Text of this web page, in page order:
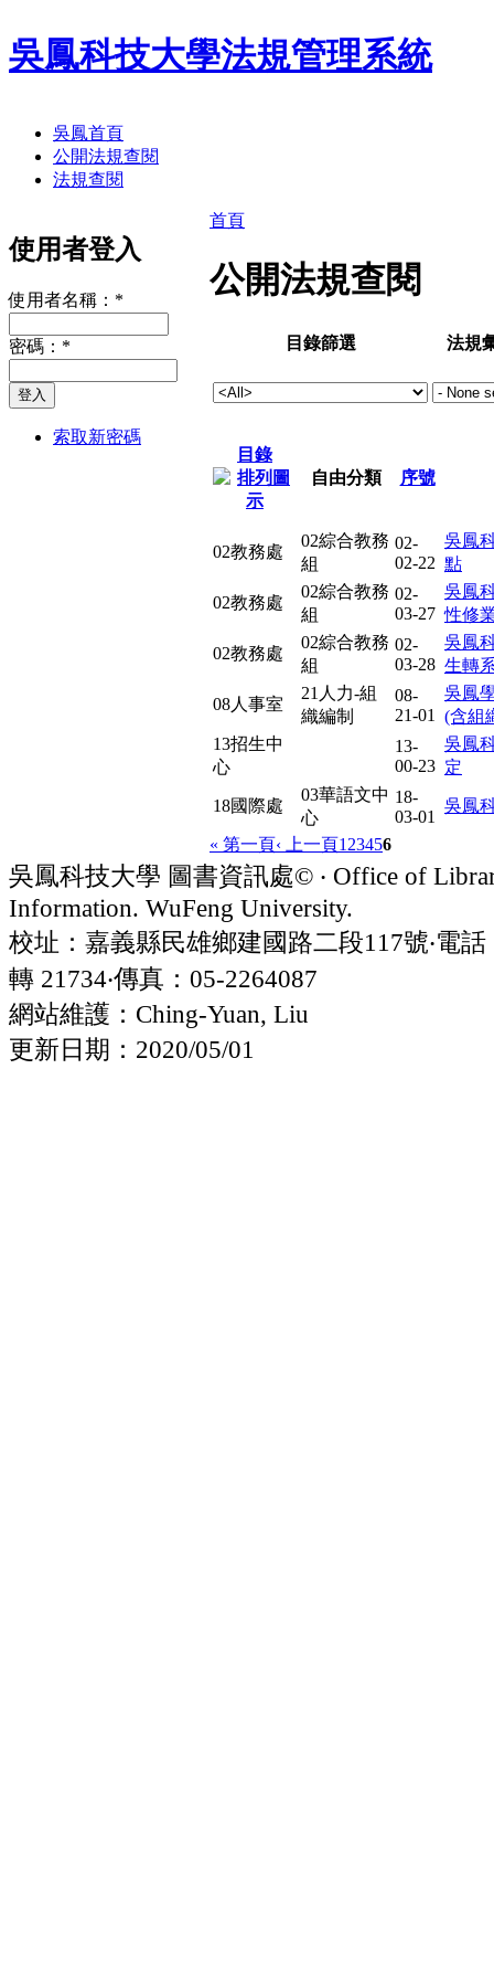
吳鳳科技大學法規管理系統
吳鳳首頁
公開法規查閱
法規查閱
使用者登入
使用者名稱： *
密碼： *
索取新密碼
首頁
公開法規查閱
目錄篩選 法規
目錄
自由分類
序號
02教務處
02綜合教務
組
02-
02-22
吳鳳
點
02教務處
02綜合教務
組
02-
03-27
吳鳳
性修
02教務處
02綜合教務
組
02-
03-28
吳鳳
生轉
08人事室
21人力-組
織編制
08-
21-01
吳鳳
(含組
13招生中
心
13-
00-23
吳鳳
定
18國際處
03華語文中
心
18-
03-01
吳鳳
« 第一頁‹ 上一頁1 23456
吳鳳科技大學 圖書資訊處© ‧ Office of
Information. WuFeng University.
校址：嘉義縣民雄鄉建國路二段117號‧電話
轉 21734‧傳真：05-2264087
網站維護：Ching-Yuan, Liu
更新日期：2020/05/01